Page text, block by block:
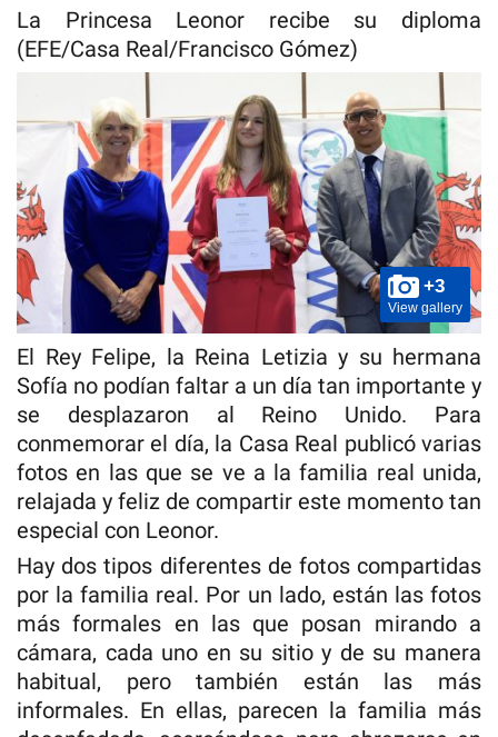
La Princesa Leonor recibe su diploma
(EFE/Casa Real/Francisco Gómez)
+3
View gallery
El Rey Felipe, la Reina Letizia y su hermana
Sofía no podían faltar a un día tan importante y
se desplazaron al Reino Unido. Para
conmemorar el día, la Casa Real publicó varias
fotos en las que se ve a la familia real unida,
relajada y feliz de compartir este momento tan
especial con Leonor.
Hay dos tipos diferentes de fotos compartidas
por la familia real. Por un lado, están las fotos
más formales en las que posan mirando a
cámara, cada uno en su sitio y de su manera
habitual, pero también están las más
informales. En ellas, parecen la familia más